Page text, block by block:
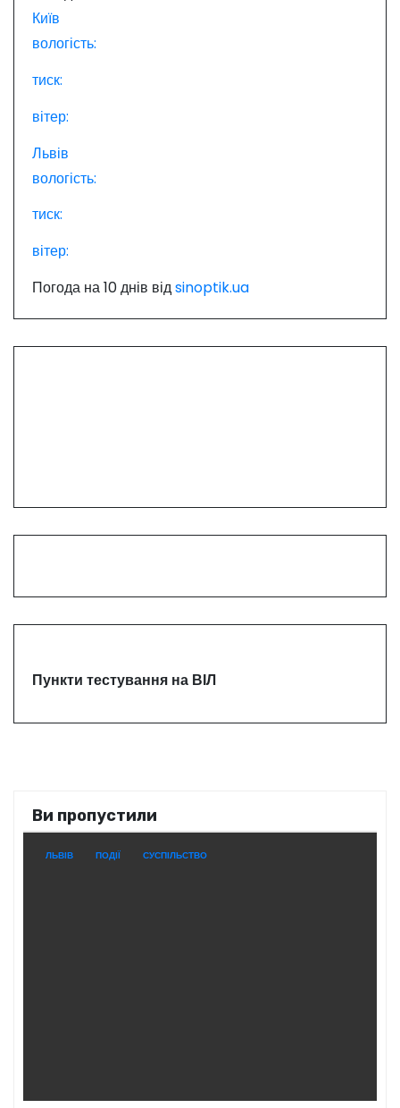
Київ
вологість:
тиск:
вітер:
Львів
вологість:
тиск:
вітер:
Погода на 10 днів відsinoptik.ua
Пункти тестування на ВІЛ
Ви пропустили
ЛЬВІВ ПОДІЇ СУСПІЛЬСТВО